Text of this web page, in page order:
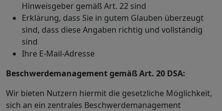
Hinweisgeber gemäß Art. 22 sind
Erklärung, dass Sie in gutem Glauben überzeugt
sind, dass diese Angaben richtig und vollständig
sind
Ihre E-Mail-Adresse
Beschwerdemanagement gemäß Art. 20 DSA:
Wir bieten Nutzern hiermit die gesetzliche Möglichkeit,
sich an ein zentrales Beschwerdemanagement